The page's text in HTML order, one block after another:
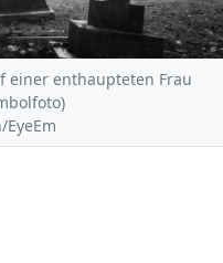
einer enthaupteten Frau